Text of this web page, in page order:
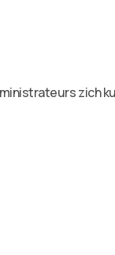
zich